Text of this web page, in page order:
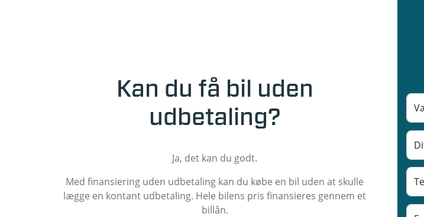
Kan du få bil uden
udbetaling?
Ja, det kan du godt.
Med finansiering uden udbetaling kan du købe en bil uden at skulle
lægge en kontant udbetaling. Hele bilens pris finansieres gennem et
billån.